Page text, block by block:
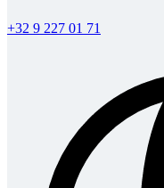
+32 9 227 01 71